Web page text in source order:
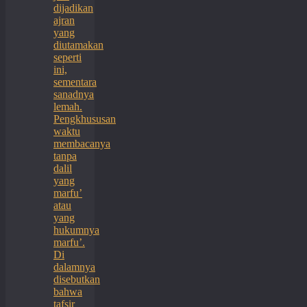
dijadikan
ajran
yang
diutamakan
seperti
ini,
sementara
sanadnya
lemah.
Pengkhususan
waktu
membacanya
tanpa
dalil
yang
marfu’
atau
yang
hukumnya
marfu’.
Di
dalamnya
disebutkan
bahwa
tafsir